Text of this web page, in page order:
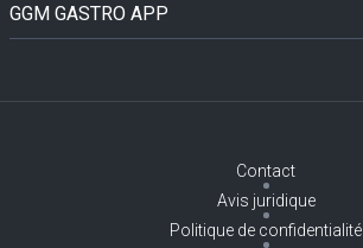
GGM GASTRO APP
Contact
Avis juridique
Politique de confidentialité